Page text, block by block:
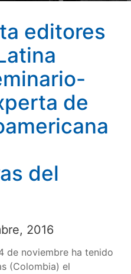
Experta de Edición
del CCHS
editores
de
del
2016
de noviembre ha tenido
(Colombia) el